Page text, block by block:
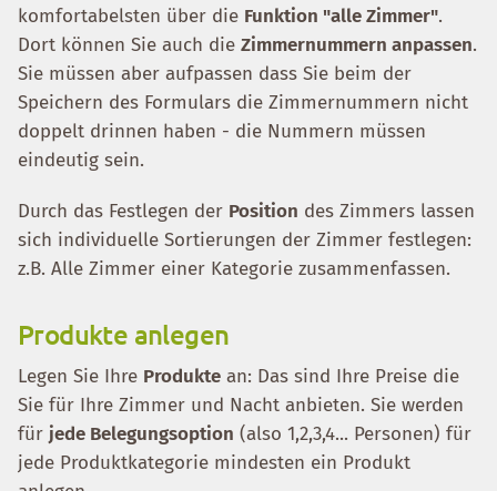
komfortabelsten über die Funktion "alle Zimmer".
Dort können Sie auch die Zimmernummern anpassen.
Sie müssen aber aufpassen dass Sie beim der
Speichern des Formulars die Zimmernummern nicht
doppelt drinnen haben - die Nummern müssen
eindeutig sein.
Durch das Festlegen der Position des Zimmers lassen
sich individuelle Sortierungen der Zimmer festlegen:
z.B. Alle Zimmer einer Kategorie zusammenfassen.
Produkte anlegen
Legen Sie Ihre Produkte an: Das sind Ihre Preise die
Sie für Ihre Zimmer und Nacht anbieten. Sie werden
für jede Belegungsoption (also 1,2,3,4... Personen) für
jede Produktkategorie mindesten ein Produkt